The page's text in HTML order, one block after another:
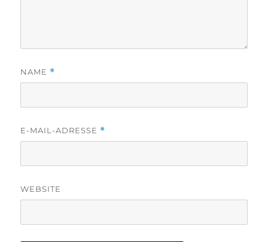
NAME *
E-MAIL-ADRESSE *
WEBSITE